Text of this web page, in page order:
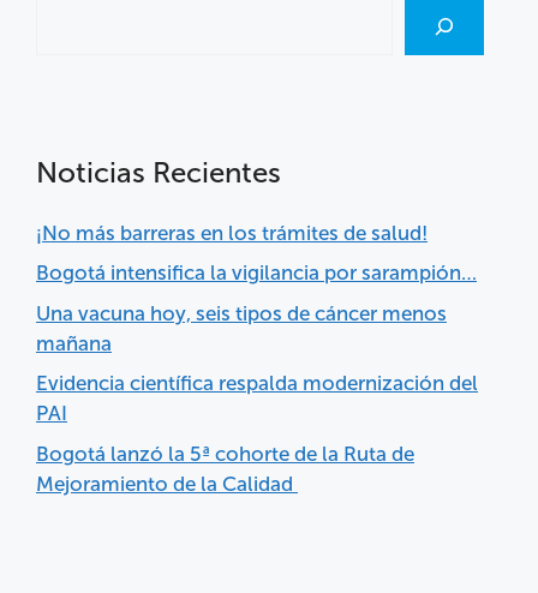
Noticias Recientes
¡No más barreras en los trámites de salud!
Bogotá intensifica la vigilancia por sarampión…
Una vacuna hoy, seis tipos de cáncer menos
mañana
Evidencia científica respalda modernización del
PAI
Bogotá lanzó la 5ª cohorte de la Ruta de
Mejoramiento de la Calidad